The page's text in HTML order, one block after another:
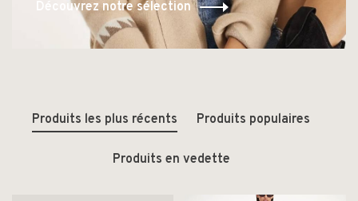
Découvrez notre sélection
Produits les plus récents Produits populaires
Produits en vedette